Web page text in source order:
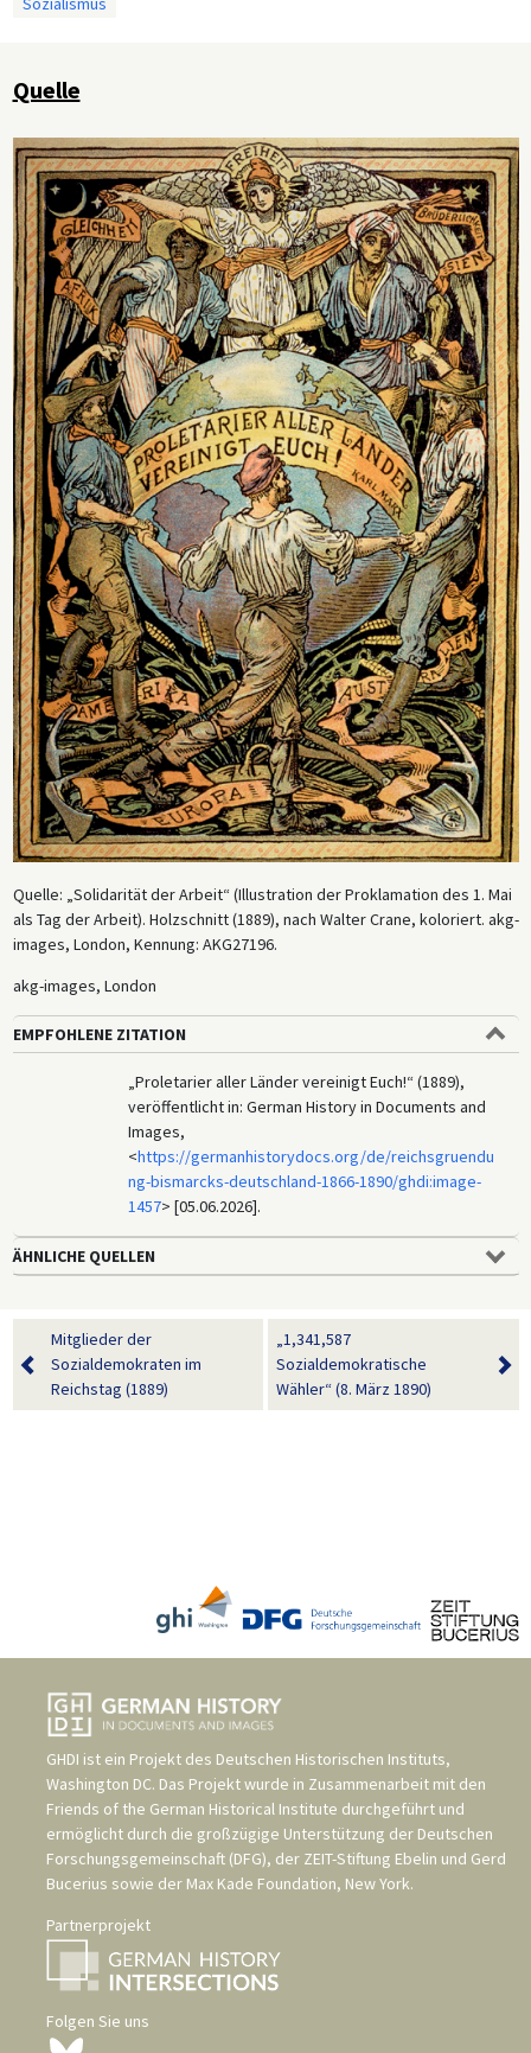
Quelle
Quelle: „Solidarität der Arbeit“ (Illustration der Proklamation des 1. Mai
als Tag der Arbeit). Holzschnitt (1889), nach Walter Crane, koloriert. akg-
images, London, Kennung: AKG27196.
akg-images, London
EMPFOHLENE ZITATION
„Proletarier aller Länder vereinigt Euch!“ (1889),
veröffentlicht in: German History in Documents and
Images,
<https://germanhistorydocs.org/de/reichsgruendu
ng-bismarcks-deutschland-1866-1890/ghdi:image-
1457> [05.06.2026].
ÄHNLICHE QUELLEN
Mitglieder der
Sozialdemokraten im
Reichstag (1889)
„1,341,587
Sozialdemokratische
Wähler“ (8. März 1890)
GHDI ist ein Projekt des Deutschen Historischen Instituts,
Washington DC. Das Projekt wurde in Zusammenarbeit mit den
Friends of the German Historical Institute durchgeführt und
ermöglicht durch die großzügige Unterstützung der Deutschen
Forschungsgemeinschaft (DFG), der ZEIT-Stiftung Ebelin und Gerd
Bucerius sowie der Max Kade Foundation, New York.
Partnerprojekt
Folgen Sie uns